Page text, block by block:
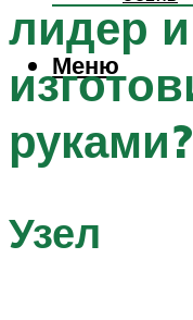
Меню
лидер и
руками?
Узел